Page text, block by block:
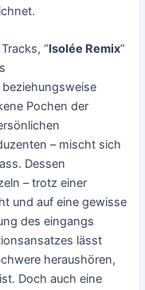
“Isolée Remix”
beziehungsweise
Pochen der
– mischt sich
Dessen
– trotz einer
und auf eine gewisse
des eingangs
lässt
heraushören,
Doch auch eine